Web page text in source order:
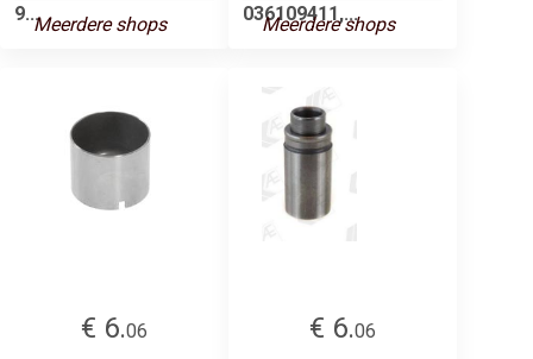
9...Meerdere shops
036109411,...
Meerdere shops
€ 6.06
€ 6.06